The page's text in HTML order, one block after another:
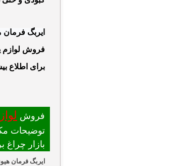
ایربگ فرمان مناسب
فروش لوازم
برای اطلاع
فروش
توضیحات
بازار چراغ
ایربگ فرمان